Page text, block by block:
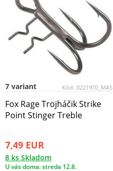
Kód: 0221970_MAS
7 variant
Fox Rage Trojháčik Strike
Point Stinger Treble
7,49 EUR
8 ks Skladom
U vás doma: streda 12.8.